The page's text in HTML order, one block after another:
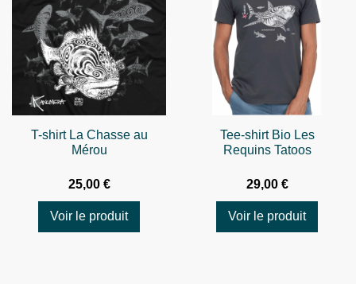
T-shirt La Chasse au
Mérou
25,00 €
Voir le produit
Tee-shirt Bio Les
Requins Tatoos
29,00 €
Voir le produit